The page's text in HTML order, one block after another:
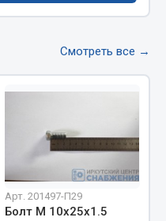
Смотреть все →
Арт. 201497-П29
Болт М 10х25х1.5